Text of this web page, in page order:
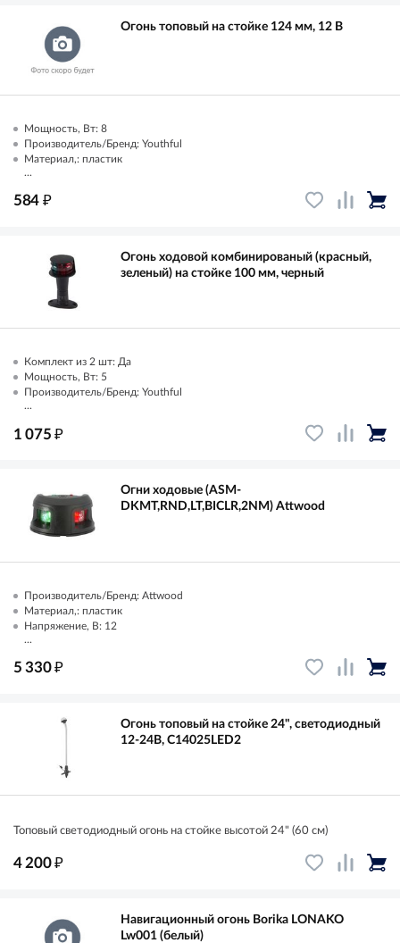
Огонь топовый на стойке 124 мм, 12 В
Мощность, Вт: 8
Производитель/Бренд: Youthful
Материал,: пластик
...
584 ₽
Огонь ходовой комбинированый (красный,
зеленый) на стойке 100 мм, черный
Комплект из 2 шт: Да
Мощность, Вт: 5
Производитель/Бренд: Youthful
...
1 075₽
Огни ходовые (ASM-
DKMT,RND,LT,BICLR,2NM) Attwood
Производитель/Бренд: Attwood
Материал,: пластик
Напряжение, В: 12
...
5 330₽
Огонь топовый на стойке 24", светодиодный
12-24В, C14025LED2
Топовый светодиодный огонь на стойке высотой 24" (60 см)
4 200₽
Навигационный огонь Borika LONAKO
Lw001 (белый)